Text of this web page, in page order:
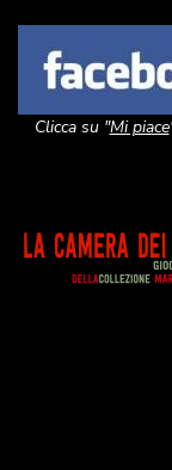
Clicca su "Mi piace
Image